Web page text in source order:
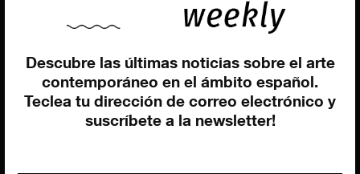
Descubre las últimas noticias sobre el arte
contemporáneo en el ámbito español.
Teclea tu dirección de correo electrónico y
suscríbete a la newsletter!
AVINGUDA ROMA, 12
Suscríbete a la newsletter
Contacto
Utilizamos cookies para ofrecerte la mejor experiencia en